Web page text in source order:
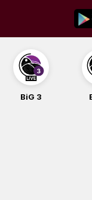
content
BiG 3